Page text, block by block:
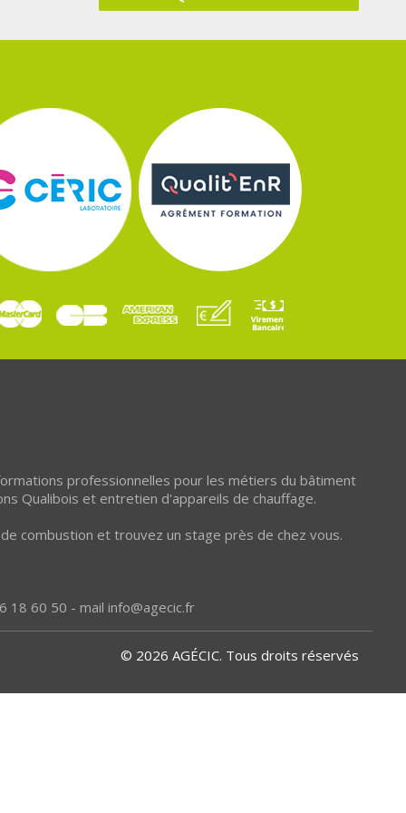
professionnelles pour les métiers du bâtiment
Qualibois et entretien d'appareils de chauffage.
combustion et trouvez un stage près de chez vous.
18 60 50 - mail info@agecic.fr
© 2026 AGÉCIC. Tous droits réservés